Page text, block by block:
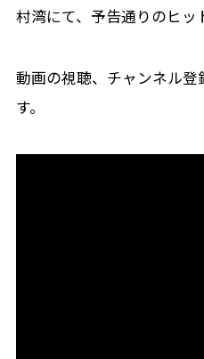
村湾にて、予告通りのヒッ
動画の視聴、チャンネル登
す。